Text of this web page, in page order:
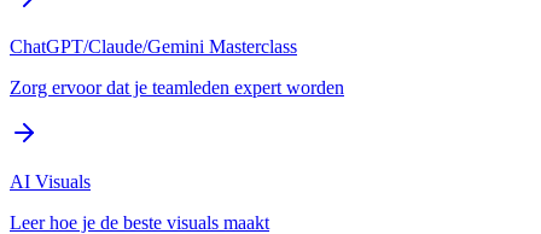
ChatGPT/Claude/Gemini Masterclass
Zorg ervoor dat je teamleden expert worden
AI Visuals
Leer hoe je de beste visuals maakt